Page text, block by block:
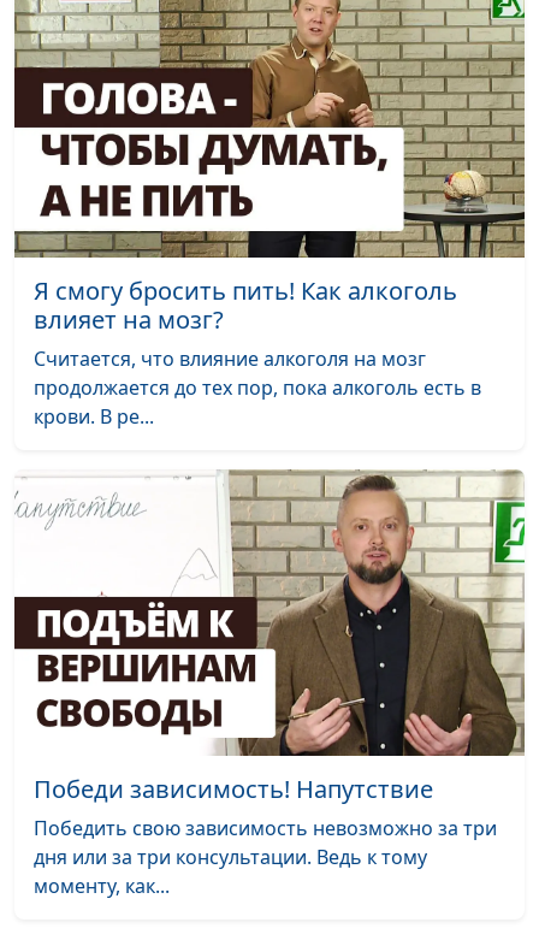
управления
стрессом
здравоохранения
Стресс. Как
повысить уровень
мелатонина
Андрей Прокопьев, магистр
общественного
здравоохранения
#25
Стресс. Гормон,
контролирующий
стресс
Андрей Прокопьев, магистр
общественного
здравоохранения
#24
Стресс. Пагубное
влияние скуки
Андрей Прокопьев, магистр
здравоохранения
Стресс.
стресс — что это?
здравоохранения
Стресс. Природа
Андрей Прокопьев, магистр
общественного
здравоохранения
#21
Бросаем курить.
Достойные звания
победителя
Андрей Прокопьев, магистр
общественного
здравоохранения
#20
Бросаем курить.
— помогаешь
себе
Андрей Прокопьев, магистр
общественного
здравоохранения
#19
Бросаем курить.
Не дай загнать
Андрей Прокопьев, магистр
Я смогу бросить пить! Как алкоголь
влияет на мозг?
Считается, что влияние алкоголя на мозг
продолжается до тех пор, пока алкоголь есть в
крови. В ре...
Победи зависимость! Напутствие
Победить свою зависимость невозможно за три
дня или за три консультации. Ведь к тому
моменту, как...